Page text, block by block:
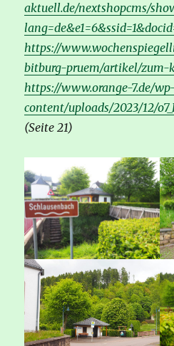
aktuell.de/nextshopcms/
https://
bitburg-pruem/artikel/zum-
https://www.orange-7.de/
content/uploads/2023/12/
(Seite 21)